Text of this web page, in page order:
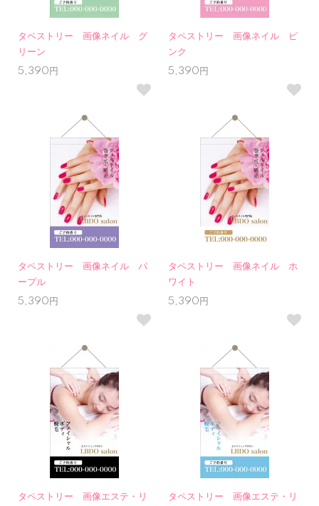
タペストリー 画像ネイル グ
リーン
5,390円
タペストリー 画像ネイル ピ
ンク
5,390円
タペストリー 画像ネイル パ
ープル
5,390円
タペストリー 画像ネイル ホ
ワイト
5,390円
タペストリー 画像エステ・リ
タペストリー 画像エステ・リ